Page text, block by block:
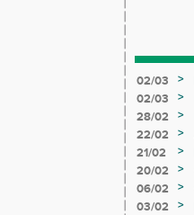
02/03 >
02/03
>
28/02 >
22/02
>
21/02
>
20/02
>
06/02
>
03/02
>